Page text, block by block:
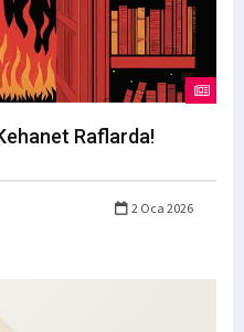
Raflarda!
2 Oca 2026